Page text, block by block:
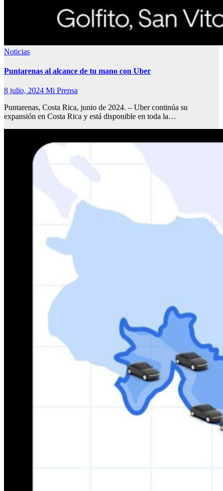
Noticias
Puntarenas al alcance de tu mano con Uber
8 julio, 2024 Mi Prensa
Puntarenas, Costa Rica, junio de 2024. – Uber continúa su
expansión en Costa Rica y está disponible en toda la…